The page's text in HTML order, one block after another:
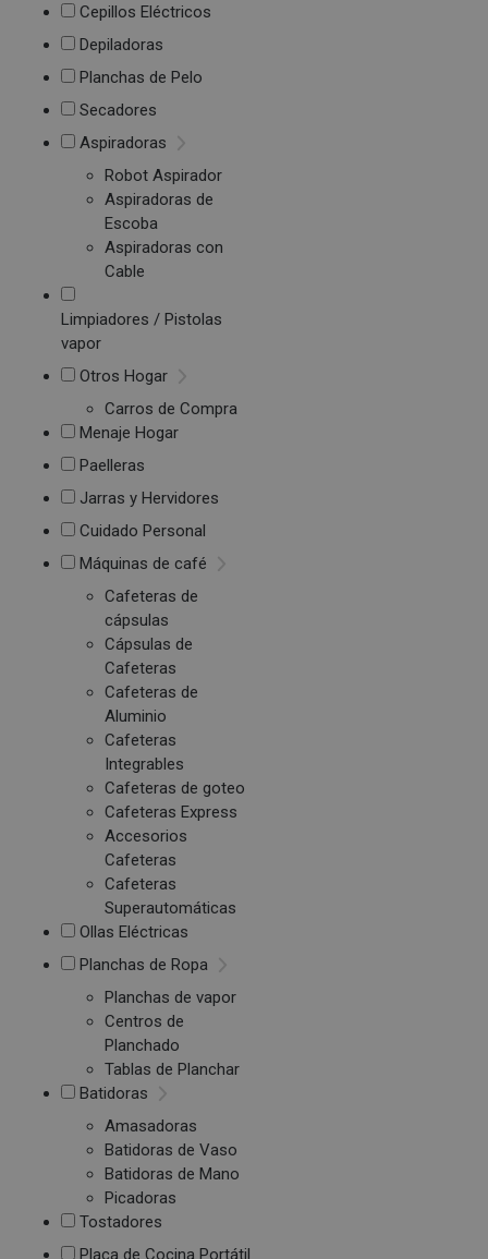
Cepillos Eléctricos
Depiladoras
Planchas de Pelo
Secadores
Aspiradoras
Robot Aspirador
Aspiradoras de
Escoba
Aspiradoras con
Cable
Limpiadores / Pistolas
vapor
Otros Hogar
Carros de Compra
Menaje Hogar
Paelleras
Jarras y Hervidores
Cuidado Personal
Máquinas de café
Cafeteras de
cápsulas
Cápsulas de
Cafeteras
Cafeteras de
Aluminio
Cafeteras
Integrables
Cafeteras de goteo
Cafeteras Express
Accesorios
Cafeteras
Cafeteras
Superautomáticas
Ollas Eléctricas
Planchas de Ropa
Planchas de vapor
Centros de
Planchado
Tablas de Planchar
Batidoras
Amasadoras
Batidoras de Vaso
Batidoras de Mano
Picadoras
Tostadores
Placa de Cocina Portátil